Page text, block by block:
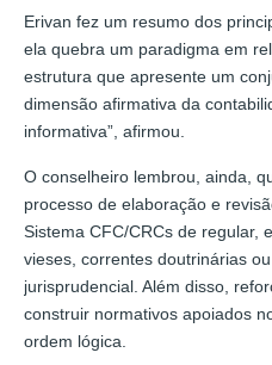
Erivan fez um resumo dos
ela quebra um paradigma em
estrutura que apresente um
dimensão afirmativa da
informativa”, afirmou.
O conselheiro lembrou, ainda,
processo de elaboração e
Sistema CFC/CRCs de regular,
vieses, correntes doutrinárias
jurisprudencial. Além disso,
construir normativos apoiados
ordem lógica.